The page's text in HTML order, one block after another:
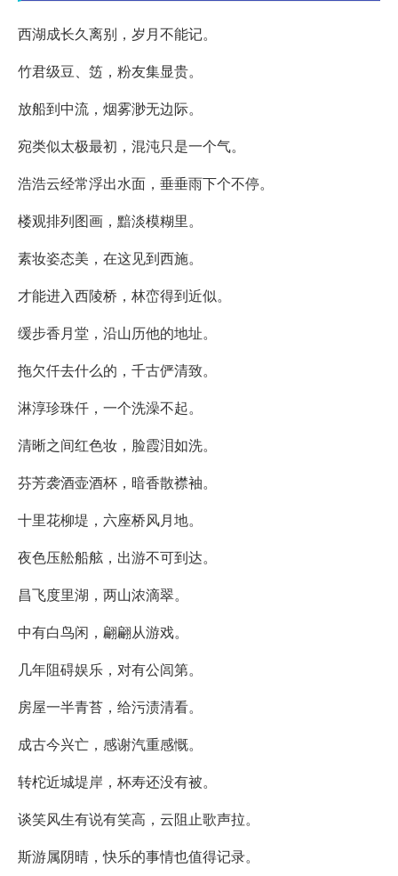
西湖成长久离别，岁月不能记。
竹君级豆、笾，粉友集显贵。
放船到中流，烟雾渺无边际。
宛类似太极最初，混沌只是一个气。
浩浩云经常浮出水面，垂垂雨下个不停。
楼观排列图画，黯淡模糊里。
素妆姿态美，在这见到西施。
才能进入西陵桥，林峦得到近似。
缓步香月堂，沿山历他的地址。
拖欠仟去什么的，千古俨清致。
淋淳珍珠仟，一个洗澡不起。
清晰之间红色妆，脸霞泪如洗。
芬芳袭酒壶酒杯，暗香散襟袖。
十里花柳堤，六座桥风月地。
夜色压舩船舷，出游不可到达。
昌飞度里湖，两山浓滴翠。
中有白鸟闲，翩翩从游戏。
几年阻碍娱乐，对有公闾第。
房屋一半青苔，给污渍清看。
成古今兴亡，感谢汽重感慨。
转柁近城堤岸，杯寿还没有被。
谈笑风生有说有笑高，云阻止歌声拉。
斯游属阴晴，快乐的事情也值得记录。